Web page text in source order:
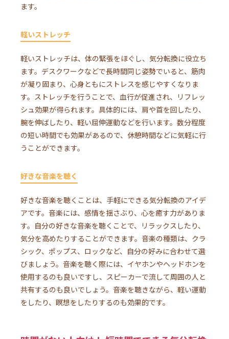
ます。
軽いストレッチ
軽いストレッチは、体の緊張をほぐし、気分転換に役立ち
ます。デスクワークなどで長時間同じ姿勢でいると、筋肉
が凝り固まり、心身ともにストレスを感じやすくなりま
す。ストレッチを行うことで、血行が促進され、リフレッ
シュ効果が得られます。具体的には、肩や首を回したり、
腕を伸ばしたり、軽い屈伸運動などを行います。数分程度
の短い時間でも効果があるので、休憩時間などに気軽に行
うことができます。
好きな音楽を聴く
好きな音楽を聴くことは、手軽にできる気分転換のアイデ
アです。音楽には、感情を揺さぶり、心を癒す力がありま
す。自分の好きな音楽を聴くことで、リラックスしたり、
気分を高めたりすることができます。音楽の種類は、クラ
シック、ポップス、ロックなど、自分の好みに合わせて選
びましょう。音楽を聴く際には、イヤホンやヘッドホンを
使用するのも良いですし、スピーカーで流して周囲の人と
共有するのも良いでしょう。音楽を聴きながら、軽い運動
をしたり、瞑想をしたりするのも効果的です。